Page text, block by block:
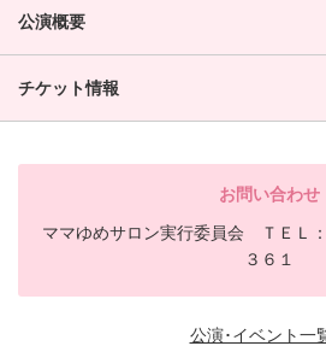
公演概要
チケット情報
お問い合わせ
ママゆめサロン実行委員会 ＴＥＬ
３６１
公演･イベント一